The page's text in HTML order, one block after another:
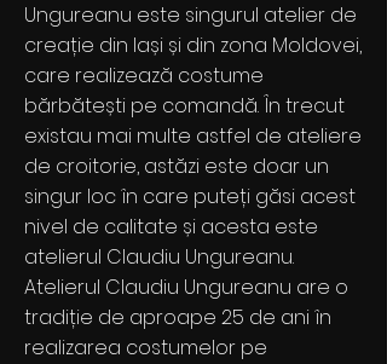
Ungureanu este singurul atelier de
creație din Iași și din zona Moldovei,
care realizează costume
bărbătești pe comandă. În trecut
existau mai multe astfel de ateliere
de croitorie, astăzi este doar un
singur loc în care puteți găsi acest
nivel de calitate și acesta este
atelierul Claudiu Ungureanu.
Atelierul Claudiu Ungureanu are o
tradiție de aproape 25 de ani în
realizarea costumelor pe